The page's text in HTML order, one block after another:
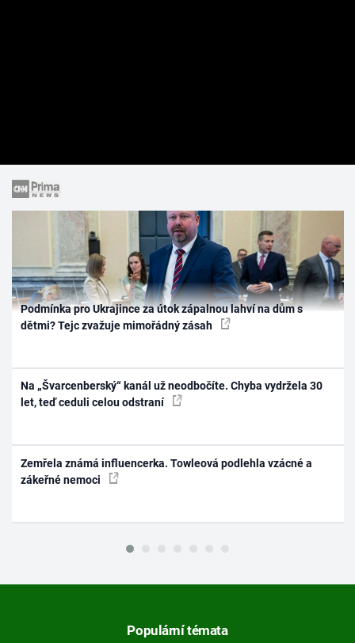
Podmínka pro Ukrajince za útok zápalnou lahví na dům s
dětmi? Tejc zvažuje mimořádný zásah
Na „Švarcenberský“ kanál už neodbočíte. Chyba vydržela 30
let, teď ceduli celou odstraní
Zemřela známá influencerka. Towleová podlehla vzácné a
zákeřné nemoci
Populární témata